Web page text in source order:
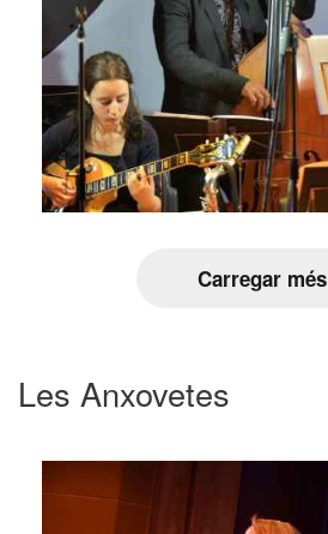
Carregar més
Les Anxovetes